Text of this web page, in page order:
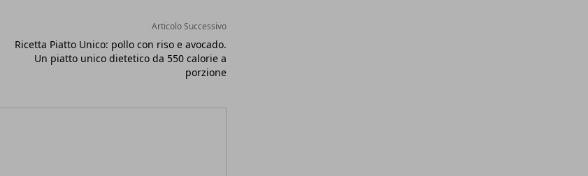
Articolo Successivo
Ricetta Piatto Unico: pollo con riso e avocado.
Un piatto unico dietetico da 550 calorie a
porzione